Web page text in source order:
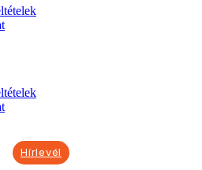
Hírlevél